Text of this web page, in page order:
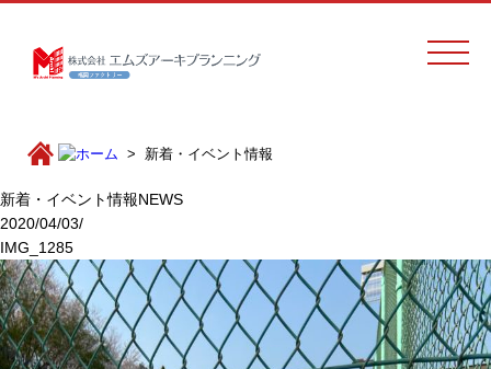
新着・イベント情報
新着・イベント情報NEWS
2020/04/03/
IMG_1285